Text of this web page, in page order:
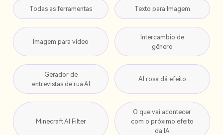
Todas as ferramentas Texto para Imagem
Imagem para vídeo
Intercambio de
gênero
Gerador de
entrevistas de rua AI
AI rosa dá efeito
Minecraft AI Filter
O que vai acontecer
com o próximo efeito
da IA